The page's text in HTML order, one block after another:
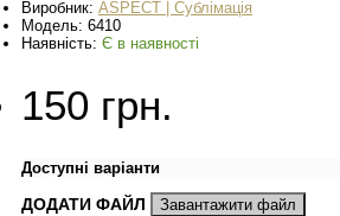
Виробник: ASPECT | Сублімація
Модель: 6410
Наявність: Є в наявності
150 грн.
Доступні варіанти
ДОДАТИ ФАЙЛ Завантажити файл